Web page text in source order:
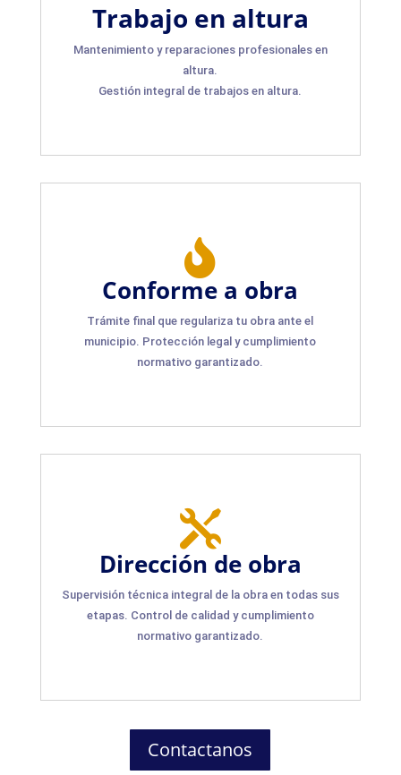
Trabajo en altura
Mantenimiento y reparaciones profesionales en
altura.
Gestión integral de trabajos en altura.

Conforme a obra
Trámite final que regulariza tu obra ante el
municipio. Protección legal y cumplimiento
normativo garantizado.

Dirección de obra
Supervisión técnica integral de la obra en todas sus
etapas. Control de calidad y cumplimiento
normativo garantizado.
Contactanos